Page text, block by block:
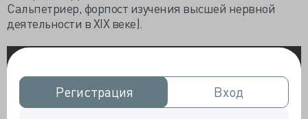
Регистрация
Регистрация Вход
Вход
Сальпетриер, форпост изучения высшей нервной
деятельности в XIX веке).